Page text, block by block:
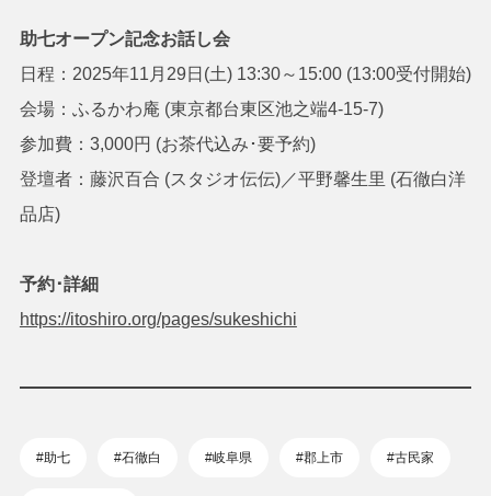
助七オープン記念お話し会
日程：2025年11月29日(土) 13:30～15:00 (13:00受付開始)
会場：ふるかわ庵 (東京都台東区池之端4-15-7)
参加費：3,000円 (お茶代込み･要予約)
登壇者：藤沢百合 (スタジオ伝伝)／平野馨生里 (石徹白洋
品店)
予約･詳細
https://itoshiro.org/pages/sukeshichi
#助七 #石徹白 #岐阜県 #郡上市 #古民家